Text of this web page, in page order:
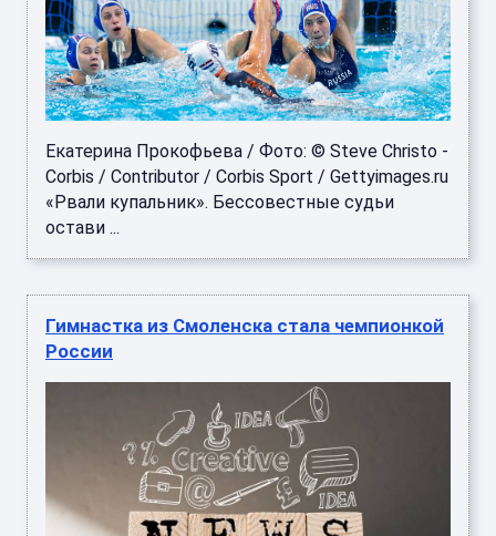
Екатерина Прокофьева / Фото: © Steve Christo -
Corbis / Contributor / Corbis Sport / Gettyimages.ru
«Рвали купальник». Бессовестные судьи
остави ...
Гимнастка из Смоленска стала чемпионкой
России